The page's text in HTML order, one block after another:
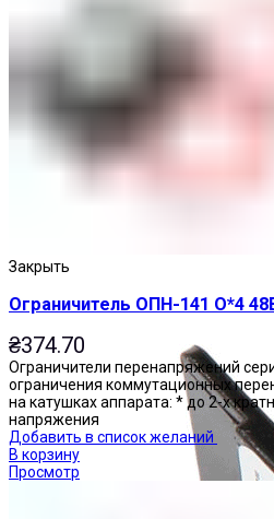
Закрыть
Ограничитель ОПН-141 О*4
₴374.70
Ограничители перенапряжений
ограничения коммутационных
на катушках аппарата: * до 2-х
напряжения
Добавить в список желаний
В корзину
Просмотр